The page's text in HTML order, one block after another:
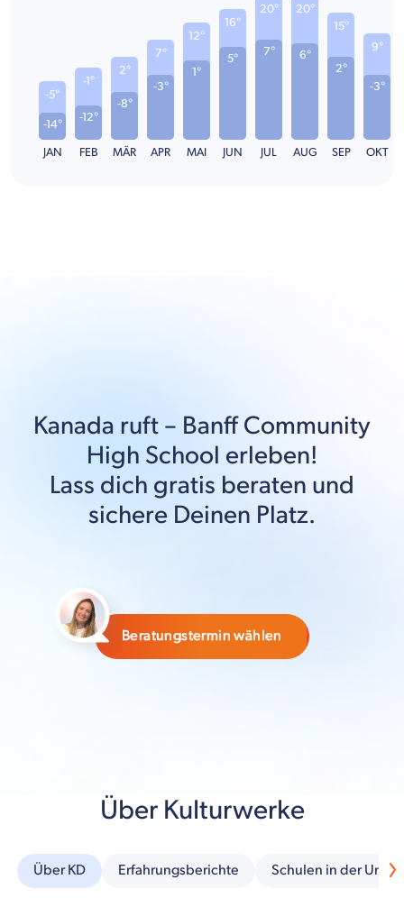
-14°
-5°
JAN
-12°
-1°
FEB
-8°
2°
MÄR
-3°
7°
APR
1°
12°
MAI
5°
16°
JUN
7°
20°
JUL
6°
20°
AUG
2°
15°
SEP
-3°
9°
OKT
Kanada ruft – Banff Community
High School erleben!
Lass dich gratis beraten und
sichere Deinen Platz.
Beratungstermin wählen
Über Kulturwerke
Über KD Erfahrungsberichte Schulen in der